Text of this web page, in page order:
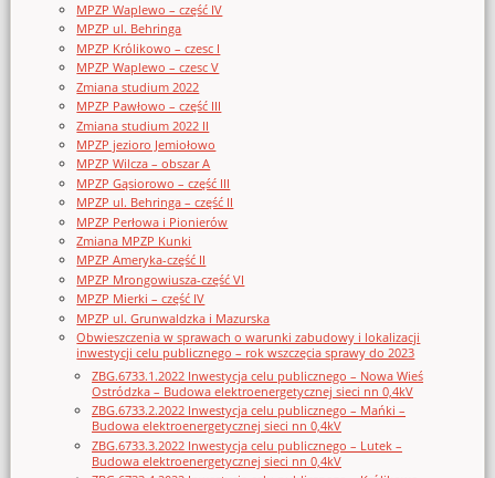
MPZP Waplewo – część IV
MPZP ul. Behringa
MPZP Królikowo – czesc I
MPZP Waplewo – czesc V
Zmiana studium 2022
MPZP Pawłowo – część III
Zmiana studium 2022 II
MPZP jezioro Jemiołowo
MPZP Wilcza – obszar A
MPZP Gąsiorowo – część III
MPZP ul. Behringa – część II
MPZP Perłowa i Pionierów
Zmiana MPZP Kunki
MPZP Ameryka-część II
MPZP Mrongowiusza-część VI
MPZP Mierki – część IV
MPZP ul. Grunwaldzka i Mazurska
Obwieszczenia w sprawach o warunki zabudowy i lokalizacji
inwestycji celu publicznego – rok wszczęcia sprawy do 2023
ZBG.6733.1.2022 Inwestycja celu publicznego – Nowa Wieś
Ostródzka – Budowa elektroenergetycznej sieci nn 0,4kV
ZBG.6733.2.2022 Inwestycja celu publicznego – Mańki –
Budowa elektroenergetycznej sieci nn 0,4kV
ZBG.6733.3.2022 Inwestycja celu publicznego – Lutek –
Budowa elektroenergetycznej sieci nn 0,4kV